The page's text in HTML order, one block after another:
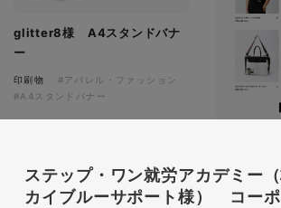
glitter8様 A4スタンドバナ
ー
印刷物
#アパレル・ファッション
#A4スタンドバナー
ステップ・ワン就労アカデミー
カイブルーサポート様） コーポ